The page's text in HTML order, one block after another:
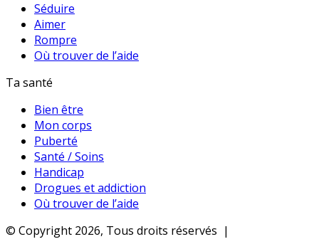
Séduire
Aimer
Rompre
Où trouver de l’aide
Ta santé
Bien être
Mon corps
Puberté
Santé / Soins
Handicap
Drogues et addiction
Où trouver de l’aide
© Copyright 2026, Tous droits réservés |